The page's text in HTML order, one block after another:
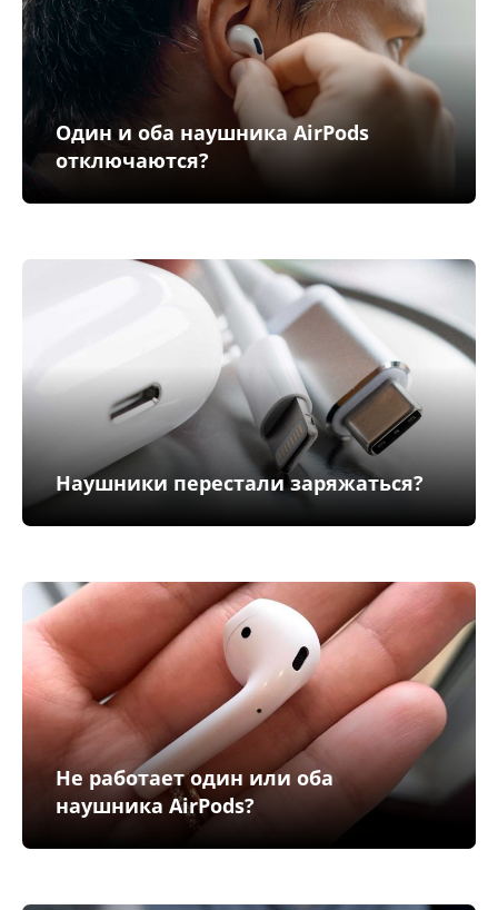
Один и оба наушника AirPods
отключаются?
Наушники перестали заряжаться?
Не работает один или оба
наушника AirPods?